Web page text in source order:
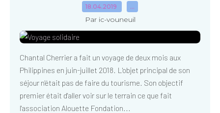
18.04.2019 …
Par ic-vouneuil
Chantal Cherrier a fait un voyage de deux mois aux
Philippines en juin-juillet 2018. L'objet principal de son
séjour n'était pas de faire du tourisme. Son objectif
premier était d'aller voir sur le terrain ce que fait
l'association Alouette Fondation...